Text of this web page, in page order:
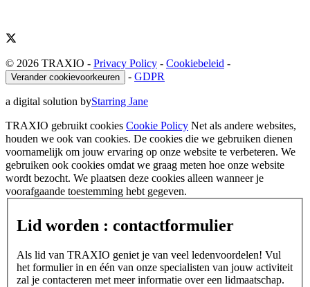
© 2026 TRAXIO - Privacy Policy - Cookiebeleid -
Verander cookievoorkeuren - GDPR
a digital solution byStarring Jane
TRAXIO gebruikt cookies Cookie Policy Net als andere websites,
houden we ook van cookies. De cookies die we gebruiken dienen
voornamelijk om jouw ervaring op onze website te verbeteren. We
gebruiken ook cookies omdat we graag meten hoe onze website
wordt bezocht. We plaatsen deze cookies alleen wanneer je
voorafgaande toestemming hebt gegeven.
Lid worden : contactformulier
Als lid van TRAXIO geniet je van veel ledenvoordelen! Vul
het formulier in en één van onze specialisten van jouw activiteit
zal je contacteren met meer informatie over een lidmaatschap.